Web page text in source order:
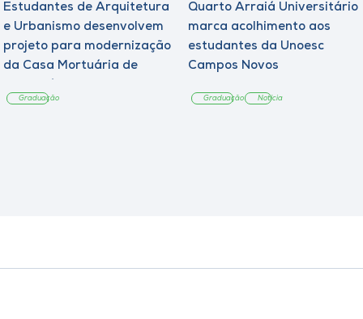
Estudantes de Arquitetura
e Urbanismo desenvolvem
projeto para modernização
da Casa Mortuária de
Graduação
Quarto Arraiá Universitário
marca acolhimento aos
estudantes da Unoesc
Campos Novos
Graduação Notícia